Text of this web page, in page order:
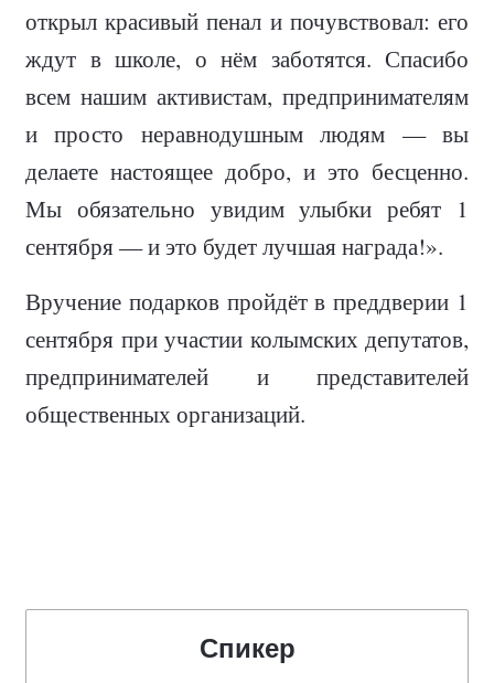
открыл красивый пенал и почувствовал: его
ждут в школе, о нём заботятся. Спасибо
всем нашим активистам, предпринимателям
и просто неравнодушным людям — вы
делаете настоящее добро, и это бесценно.
Мы обязательно увидим улыбки ребят 1
сентября — и это будет лучшая награда!».
Вручение подарков пройдёт в преддверии 1
сентября при участии колымских депутатов,
предпринимателей и представителей
общественных организаций.
Спикер